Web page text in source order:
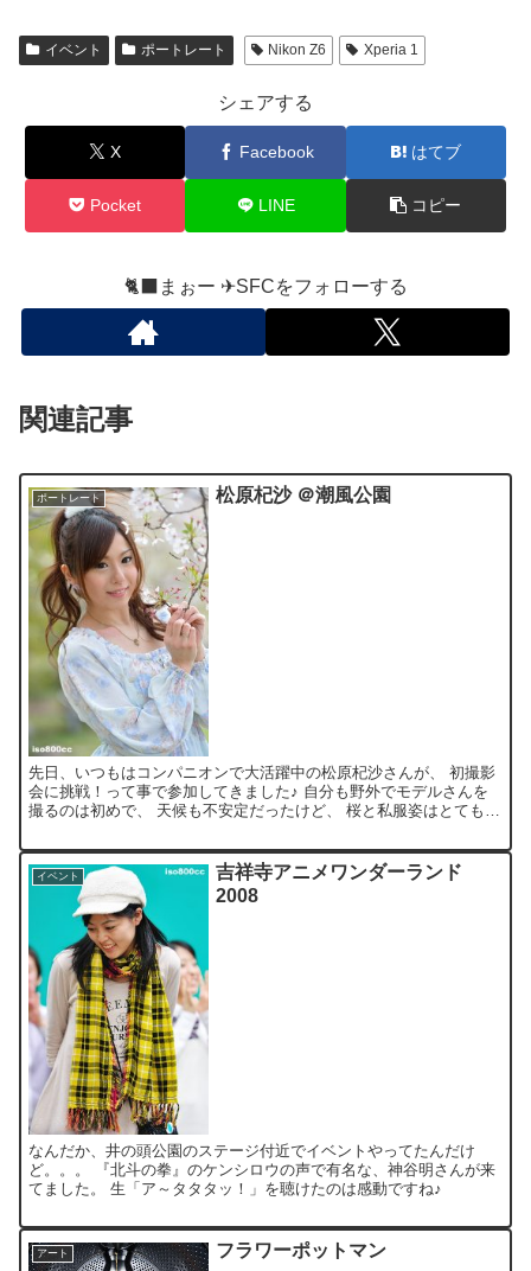
イベント ポートレート Nikon Z6 Xperia 1
シェアする
X Facebook はてブ
Pocket LINE コピー
🐈‍⬛まぉー ✈︎SFCをフォローする
関連記事
ポートレート 松原杞沙 ＠潮風公園
先日、いつもはコンパニオンで大活躍中の松原杞沙さんが、 初撮影
会に挑戦！って事で参加してきました♪ 自分も野外でモデルさんを
撮るのは初めで、 天候も不安定だったけど、 桜と私服姿はとても新
イベント
吉祥寺アニメワンダーランド
2008
なんだか、井の頭公園のステージ付近でイベントやってたんだけ
ど。。。 『北斗の拳』のケンシロウの声で有名な、神谷明さんが来
てました。 生「ア～タタタッ！」を聴けたのは感動ですね♪
アート フラワーポットマン